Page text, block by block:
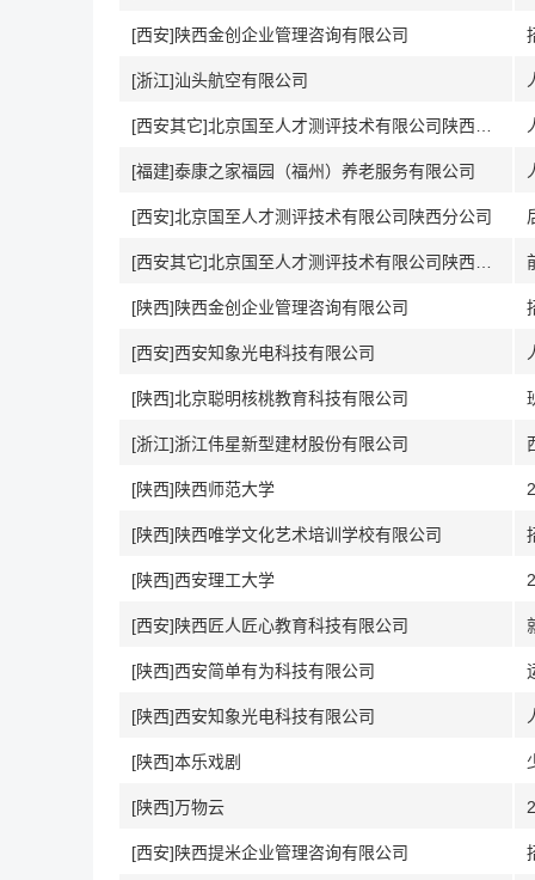
[西安]陕西金创企业管理咨询有限公司
[浙江]汕头航空有限公司
[福建]泰康之家福园（福州）养老服务有限公司
[西安]北京国至人才测评技术有限公司陕西分公司
[陕西]陕西金创企业管理咨询有限公司
[西安]西安知象光电科技有限公司
[陕西]北京聪明核桃教育科技有限公司
[浙江]浙江伟星新型建材股份有限公司
[陕西]陕西师范大学
[陕西]陕西唯学文化艺术培训学校有限公司
[陕西]西安理工大学
[西安]陕西匠人匠心教育科技有限公司
[陕西]西安简单有为科技有限公司
[陕西]西安知象光电科技有限公司
[陕西]本乐戏剧
[陕西]万物云
[西安]陕西提米企业管理咨询有限公司